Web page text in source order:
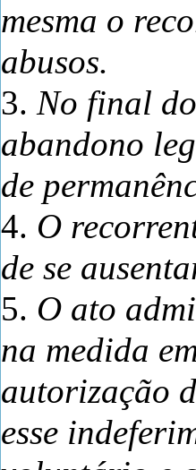
mesma o
abusos.
3.No final
abandono
de
4. O
de se
5. O ato
na medida
autorização
esse